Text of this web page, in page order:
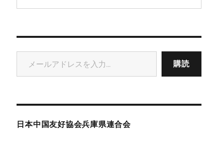
メールアドレスを入力...
購読
日本中国友好協会兵庫県連合会